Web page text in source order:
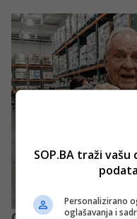
SOP.BA traži
Personalizirano
oglašavanja i